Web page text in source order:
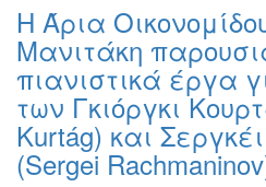
Η Άρια
Μανιτάκη
πιανιστικά έργα
των Γκιόργκι
Kurtág) και
(Sergei